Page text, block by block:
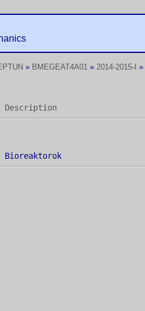
» BMEGEAT4A01 » 2014-2015-I »
Description